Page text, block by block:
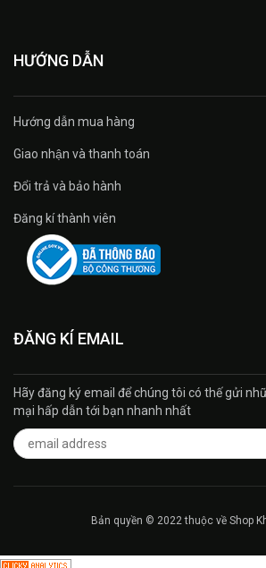
HƯỚNG DẪN
Hướng dẫn mua hàng
Giao nhận và thanh toán
Đổi trả và bảo hành
Đăng kí thành viên
ĐĂNG KÍ EMAIL
Hãy đăng ký email để chúng tôi có thế gửi
mại hấp dẫn tới bạn nhanh nhất
Bản quyền © 2022 thuộc về Shop